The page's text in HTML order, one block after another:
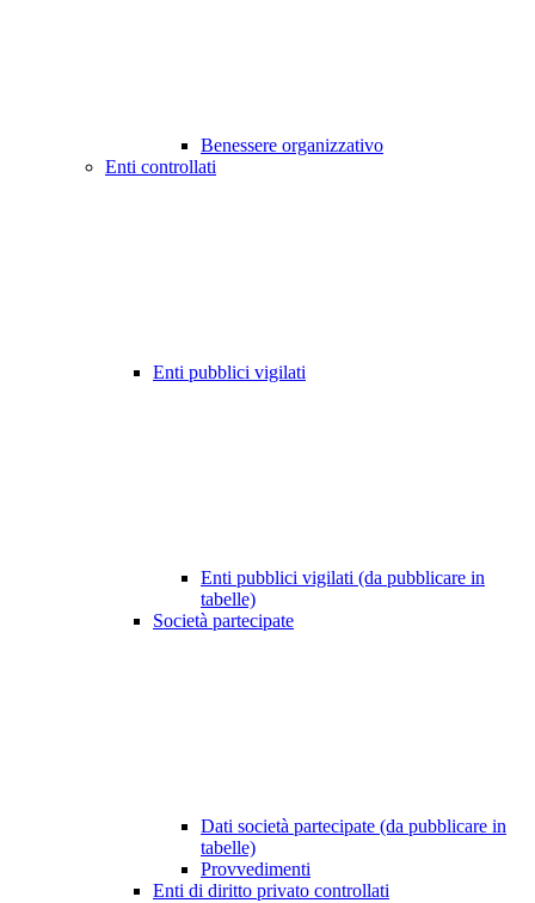
Benessere organizzativo
Enti controllati
Enti pubblici vigilati
Enti pubblici vigilati (da pubblicare in
tabelle)
Società partecipate
Dati società partecipate (da pubblicare in
tabelle)
Provvedimenti
Enti di diritto privato controllati